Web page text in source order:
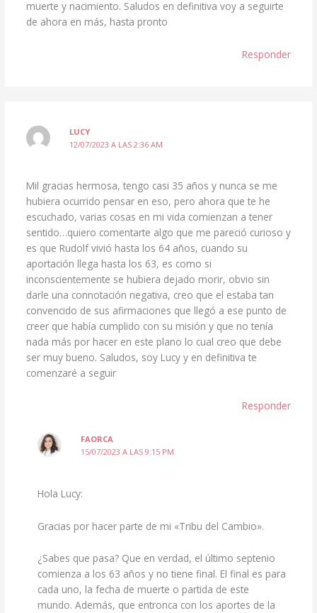
muerte y nacimiento. Saludos en definitiva voy a seguirte
de ahora en más, hasta pronto
Responder
LUCY
12/07/2023 A LAS 2:36 AM
Mil gracias hermosa, tengo casi 35 años y nunca se me
hubiera ocurrido pensar en eso, pero ahora que te he
escuchado, varias cosas en mi vida comienzan a tener
sentido…quiero comentarte algo que me pareció curioso y
es que Rudolf vivió hasta los 64 años, cuando su
aportación llega hasta los 63, es como si
inconscientemente se hubiera dejado morir, obvio sin
darle una connotación negativa, creo que el estaba tan
convencido de sus afirmaciones que llegó a ese punto de
creer que había cumplido con su misión y que no tenía
nada más por hacer en este plano lo cual creo que debe
ser muy bueno. Saludos, soy Lucy y en definitiva te
comenzaré a seguir
Responder
FAORCA
15/07/2023 A LAS 9:15 PM
Hola Lucy:
Gracias por hacer parte de mi «Tribu del Cambio».
¿Sabes que pasa? Que en verdad, el último septenio
comienza a los 63 años y no tiene final. El final es para
cada uno, la fecha de muerte o partida de este
mundo. Además, que entronca con los aportes de la